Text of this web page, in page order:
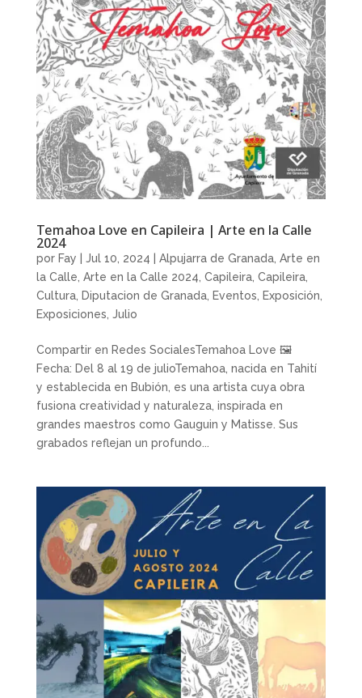
Temahoa Love en Capileira | Arte en la Calle
2024
por Fay Jul 10, 2024 Alpujarra de Granada, Arte en
la Calle Arte en la Calle 2024 Capileira, Capileira,
Cultura, Diputacion de Granada, Eventos Exposición
Exposiciones Julio
Compartir en Redes SocialesTemahoa Love 🖼
Fecha: Del 8 al 19 de julioTemahoa, nacida en Tahití
y establecida en Bubión, es una artista cuya obra
fusiona creatividad y naturaleza, inspirada en
grandes maestros como Gauguin y Matisse. Sus
grabados reflejan un profundo...